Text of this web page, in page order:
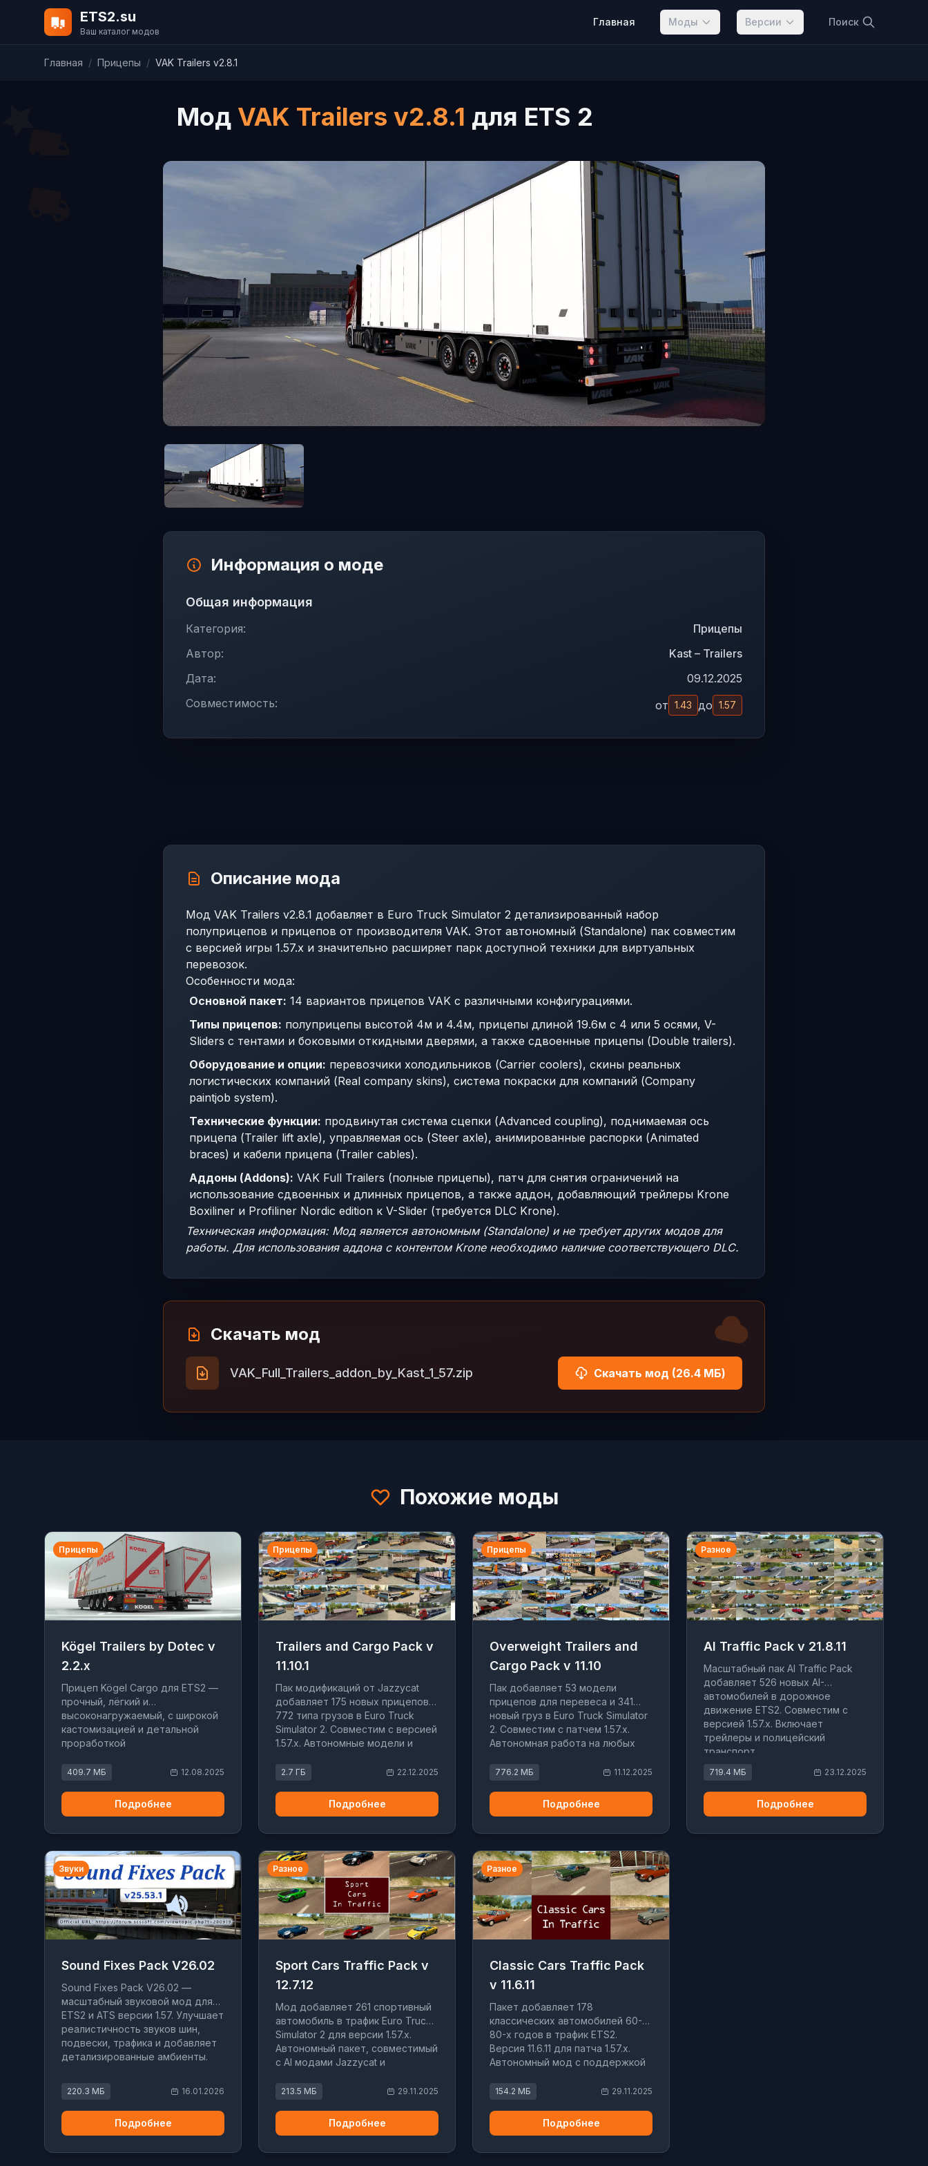
ETS2.su
Ваш каталог модов
Главная Моды Версии Поиск
Главная / Прицепы / VAK Trailers v2.8.1
Мод VAK Trailers v2.8.1 для ETS 2
Информация о моде
Общая информация
Категория:
Прицепы
Автор:
Kast – Trailers
Дата:
09.12.2025
Совместимость:
от 1.43 до 1.57
Описание мода
Мод VAK Trailers v2.8.1 добавляет в Euro Truck Simulator 2 детализированный набор
полуприцепов и прицепов от производителя VAK. Этот автономный (Standalone) пак совместим
с версией игры 1.57.x и значительно расширяет парк доступной техники для виртуальных
перевозок.
Особенности мода:
Основной пакет: 14 вариантов прицепов VAK с различными конфигурациями.
Типы прицепов: полуприцепы высотой 4м и 4.4м, прицепы длиной 19.6м с 4 или 5 осями, V-
Sliders с тентами и боковыми откидными дверями, а также сдвоенные прицепы (Double trailers).
Оборудование и опции: перевозчики холодильников (Carrier coolers), скины реальных
логистических компаний (Real company skins), система покраски для компаний (Company
paintjob system).
Технические функции: продвинутая система сцепки (Advanced coupling), поднимаемая ось
прицепа (Trailer lift axle), управляемая ось (Steer axle), анимированные распорки (Animated
braces) и кабели прицепа (Trailer cables).
Аддоны (Addons): VAK Full Trailers (полные прицепы), патч для снятия ограничений на
использование сдвоенных и длинных прицепов, а также аддон, добавляющий трейлеры Krone
Boxiliner и Profiliner Nordic edition к V-Slider (требуется DLC Krone).
Техническая информация: Мод является автономным (Standalone) и не требует других модов для
работы. Для использования аддона с контентом Krone необходимо наличие соответствующего DLC.
Скачать мод
VAK_Full_Trailers_addon_by_Kast_1_57.zip Скачать мод (26.4 МБ)
Похожие моды
Прицепы
Kögel Trailers by Dotec v
2.2.x
Прицеп Kögel Cargo для ETS2 —
прочный, лёгкий и
высоконагружаемый, с широкой
кастомизацией и детальной
проработкой
409.7 МБ 12.08.2025
Подробнее
Прицепы
Trailers and Cargo Pack v
11.10.1
Пак модификаций от Jazzycat
добавляет 175 новых прицепов и
772 типа грузов в Euro Truck
Simulator 2. Совместим с версией
1.57.x. Автономные модели и
2.7 ГБ 22.12.2025
Подробнее
Прицепы
Overweight Trailers and
Cargo Pack v 11.10
Пак добавляет 53 модели
прицепов для перевеса и 341
новый груз в Euro Truck Simulator
2. Совместим с патчем 1.57.x.
Автономная работа на любых
776.2 МБ 11.12.2025
Подробнее
Разное
AI Traffic Pack v 21.8.11
Масштабный пак AI Traffic Pack
добавляет 526 новых AI-
автомобилей в дорожное
движение ETS2. Совместим с
версией 1.57.x. Включает
трейлеры и полицейский
транспорт.
719.4 МБ 23.12.2025
Подробнее
Звуки
Sound Fixes Pack V26.02
Sound Fixes Pack V26.02 —
масштабный звуковой мод для
ETS2 и ATS версии 1.57. Улучшает
реалистичность звуков шин,
подвески, трафика и добавляет
детализированные амбиенты.
220.3 МБ 16.01.2026
Подробнее
Разное
Sport Cars Traffic Pack v
12.7.12
Мод добавляет 261 спортивный
автомобиль в трафик Euro Truck
Simulator 2 для версии 1.57.x.
Автономный пакет, совместимый
с AI модами Jazzycat и
213.5 МБ 29.11.2025
Подробнее
Разное
Classic Cars Traffic Pack
v 11.6.11
Пакет добавляет 178
классических автомобилей 60-
80-х годов в трафик ETS2.
Версия 11.6.11 для патча 1.57.x.
Автономный мод с поддержкой
154.2 МБ 29.11.2025
Подробнее